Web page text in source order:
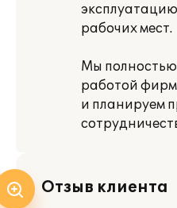
рабочих мест.
Мы
работой
и планируем
Отзыв клиента